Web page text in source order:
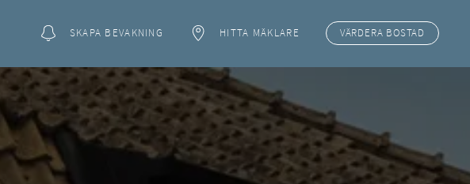
SKAPA BEVAKNING HITTA MÄKLARE VÄRDERA BOSTAD